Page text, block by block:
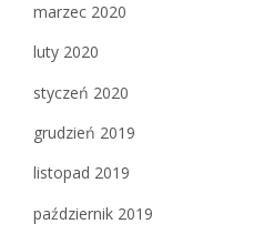
marzec 2020
luty 2020
styczeń 2020
grudzień 2019
listopad 2019
październik 2019